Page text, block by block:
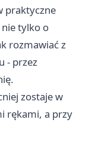
praktyczne
nie tylko o
rozmawiać z
- przez
zostaje w
rękami, a przy